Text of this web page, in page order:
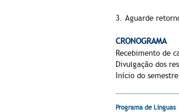
3. Aguarde
CRONOGRAMA
Recebimento
Divulgação dos
Início do
Programa de Línguas